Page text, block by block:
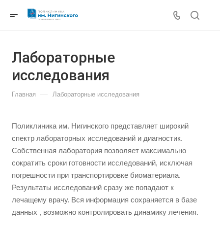
Лабораторные
исследования
Главная — Лабораторные исследования
Поликлиника им. Нигинского представляет широкий
спектр лабораторных исследований и диагностик.
Собственная лаборатория позволяет максимально
сократить сроки готовности исследований, исключая
погрешности при транспортировке биоматериала.
Результаты исследований сразу же попадают к
лечащему врачу. Вся информация сохраняется в базе
данных , возможно контролировать динамику лечения.